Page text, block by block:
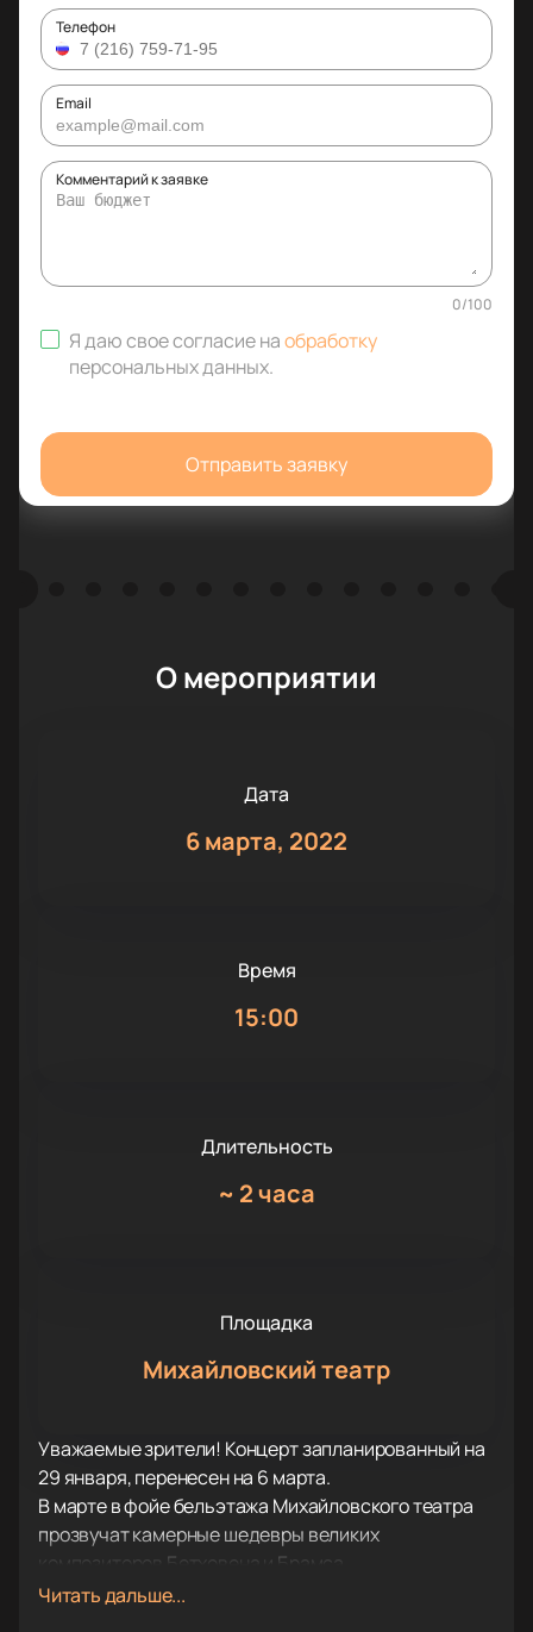
Телефон
Email
Комментарий к заявке
0/100
Я даю свое согласие наобработку
персональных данных.
Отправить заявку
О мероприятии
Дата
6 марта, 2022
Время
15:00
Длительность
~ 2 часа
Площадка
Михайловский театр
Уважаемые зрители! Концерт запланированный на
29 января, перенесен на 6 марта.
В марте в фойе бельэтажа Михайловского театра
прозвучат камерные шедевры великих
композиторов Бетховена и Брамса.
Специально, чтобы создать удивительное
Читать дальше...